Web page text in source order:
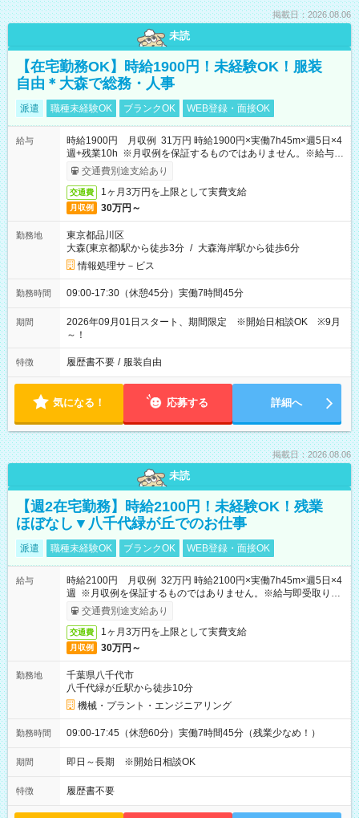
掲載日：2026.08.06
未読
【在宅勤務OK】時給1900円！未経験OK！服装
自由＊大森で総務・人事
派遣 職種未経験OK ブランクOK WEB登録・面接OK
給与
時給1900円 月収例 31万円 時給1900円×実働7h45m×週5日×4
週+残業10h ※月収例を保証するものではありません。※給与即
受取りサービス利用可（利用条件有）
交通費別途支給あり
交通費 1ヶ月3万円を上限として実費支給
月収例 30万円～
勤務地
東京都品川区
大森(東京都)駅から徒歩3分 / 大森海岸駅から徒歩6分
情報処理サ－ビス
勤務時間 09:00-17:30（休憩45分）実働7時間45分
期間
2026年09月01日スタート、期間限定 ※開始日相談OK ※9月
～！
特徴 履歴書不要 / 服装自由
気になる！ 応募する 詳細へ
掲載日：2026.08.06
未読
【週2在宅勤務】時給2100円！未経験OK！残業
ほぼなし▼八千代緑が丘でのお仕事
派遣 職種未経験OK ブランクOK WEB登録・面接OK
給与
時給2100円 月収例 32万円 時給2100円×実働7h45m×週5日×4
週 ※月収例を保証するものではありません。※給与即受取りサ
ービス利用可（利用条件有）
交通費別途支給あり
交通費 1ヶ月3万円を上限として実費支給
月収例 30万円～
勤務地
千葉県八千代市
八千代緑が丘駅から徒歩10分
機械・プラント・エンジニアリング
勤務時間 09:00-17:45（休憩60分）実働7時間45分（残業少なめ！）
期間 即日～長期 ※開始日相談OK
特徴 履歴書不要